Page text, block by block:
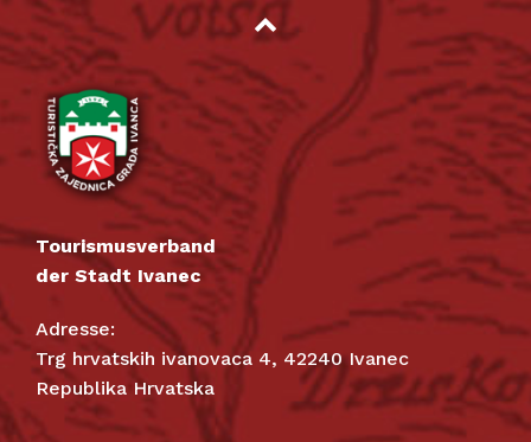
Tourismusverband
der Stadt Ivanec
Adresse:
Trg hrvatskih ivanovaca 4, 42240 Ivanec
Republika Hrvatska